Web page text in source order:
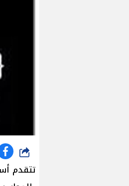
شارك
تتقدم